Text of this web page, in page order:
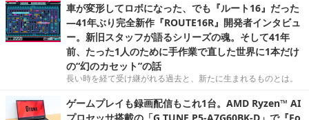
車が変形してロボになった、でも『ルート16』だった
―41年ぶり完全新作『ROUTE16R』開発者インタビュ
ー。新旧スタッフが語るシリーズの魂。そして41年
前、たった1人のために手作業で直した世界に1本だけ
の“幻のカセット”の話
長い時を経て受け継がれる過去と、新たに生まれるものとは。
ゲームプレイも録画配信もこれ1台。AMD Ryzen™ AI
プロセッサ搭載の「G TUNE P5-A7G60BK-D」で『Fo